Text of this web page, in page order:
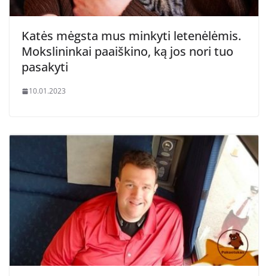
Katės mėgsta mus minkyti letenėlėmis.
Mokslininkai paaiškino, ką jos nori tuo
pasakyti
10.01.2023